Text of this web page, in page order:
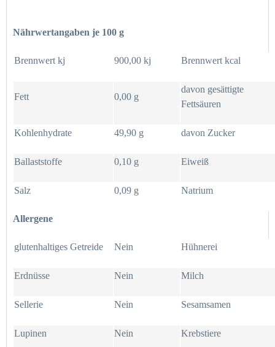
Nährwertangaben je 100 g
Brennwert kj 900,00 kj Brennwert kcal
Fett 0,00 g
davon gesättigte
Fettsäuren
Kohlenhydrate 49,90 g davon Zucker
Ballaststoffe 0,10 g Eiweiß
Salz 0,09 g Natrium
Allergene
glutenhaltiges Getreide Nein Hühnerei
Erdnüsse Nein Milch
Sellerie Nein Sesamsamen
Lupinen Nein Krebstiere